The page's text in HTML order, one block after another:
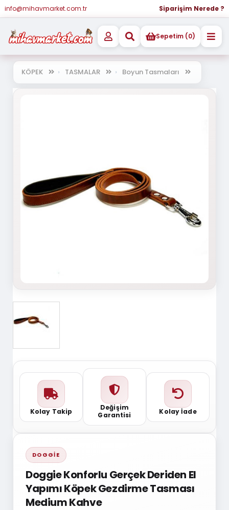
info@mihavmarket.com.tr Siparişim Nerede ?
Sepetim (0)
KÖPEK TASMALAR Boyun Tasmaları
Kolay Takip
Değişim
Garantisi
Kolay İade
DOGGIE
Doggie Konforlu Gerçek Deriden El
Yapımı Köpek Gezdirme Tasması
Medium Kahve